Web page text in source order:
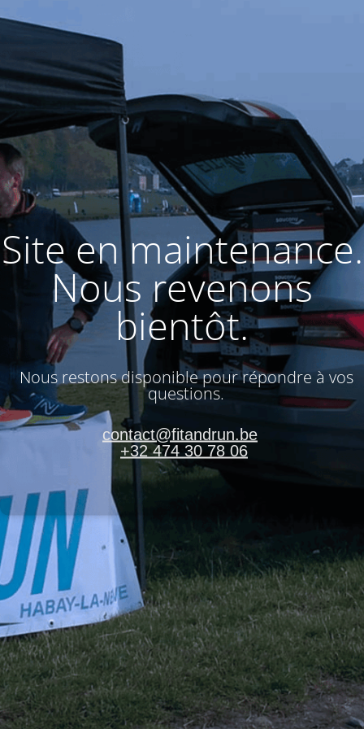
Site en maintenance.
Nous revenons
bientôt.
Nous restons disponible pour répondre à vos
questions.
contact@fitandrun.be
+32 474 30 78 06